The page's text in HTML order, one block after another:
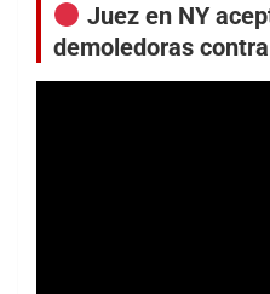
Juez en NY
demoledoras